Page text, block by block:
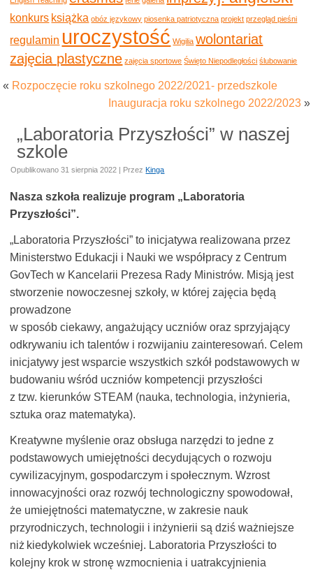
konkurs książka obóz językowy piosenka patriotyczna projekt przegląd pieśni
regulamin uroczystość Wigilia wolontariat
zajęcia plastyczne zajęcia sportowe Święto Niepodległości ślubowanie
« Rozpoczęcie roku szkolnego 2022/2021- przedszkole
Inauguracja roku szkolnego 2022/2023»
„Laboratoria Przyszłości” w naszej
szkole
Opublikowano 31 sierpnia 2022 | Przez Kinga
Nasza szkoła realizuje program „Laboratoria
Przyszłości”.
„Laboratoria Przyszłości” to inicjatywa realizowana przez
Ministerstwo Edukacji i Nauki we współpracy z Centrum
GovTech w Kancelarii Prezesa Rady Ministrów. Misją jest
stworzenie nowoczesnej szkoły, w której zajęcia będą
prowadzone
w sposób ciekawy, angażujący uczniów oraz sprzyjający
odkrywaniu ich talentów i rozwijaniu zainteresowań. Celem
inicjatywy jest wsparcie wszystkich szkół podstawowych w
budowaniu wśród uczniów kompetencji przyszłości
z tzw. kierunków STEAM (nauka, technologia, inżynieria,
sztuka oraz matematyka).
Kreatywne myślenie oraz obsługa narzędzi to jedne z
podstawowych umiejętności decydujących o rozwoju
cywilizacyjnym, gospodarczym i społecznym. Wzrost
innowacyjności oraz rozwój technologiczny spowodował,
że umiejętności matematyczne, w zakresie nauk
przyrodniczych, technologii i inżynierii są dziś ważniejsze
niż kiedykolwiek wcześniej. Laboratoria Przyszłości to
kolejny krok w stronę wzmocnienia i uatrakcyjnienia